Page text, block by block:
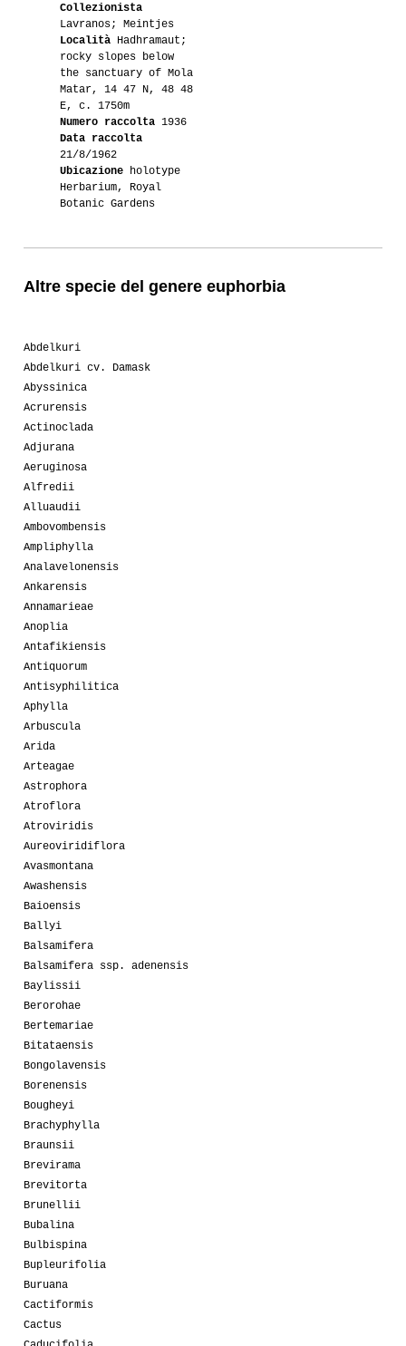
Collezionista
Lavranos; Meintjes
Località Hadhramaut;
rocky slopes below
the sanctuary of Mola
Matar, 14 47 N, 48 48
E, c. 1750m
Numero raccolta 1936
Data raccolta
21/8/1962
Ubicazione holotype
Herbarium, Royal
Botanic Gardens
Altre specie del genere euphorbia
Abdelkuri
Abdelkuri cv. Damask
Abyssinica
Acrurensis
Actinoclada
Adjurana
Aeruginosa
Alfredii
Alluaudii
Ambovombensis
Ampliphylla
Analavelonensis
Ankarensis
Annamarieae
Anoplia
Antafikiensis
Antiquorum
Antisyphilitica
Aphylla
Arbuscula
Arida
Arteagae
Astrophora
Atroflora
Atroviridis
Aureoviridiflora
Avasmontana
Awashensis
Baioensis
Ballyi
Balsamifera
Balsamifera ssp. adenensis
Baylissii
Berorohae
Bertemariae
Bitataensis
Bongolavensis
Borenensis
Bougheyi
Brachyphylla
Braunsii
Brevirama
Brevitorta
Brunellii
Bubalina
Bulbispina
Bupleurifolia
Buruana
Cactiformis
Cactus